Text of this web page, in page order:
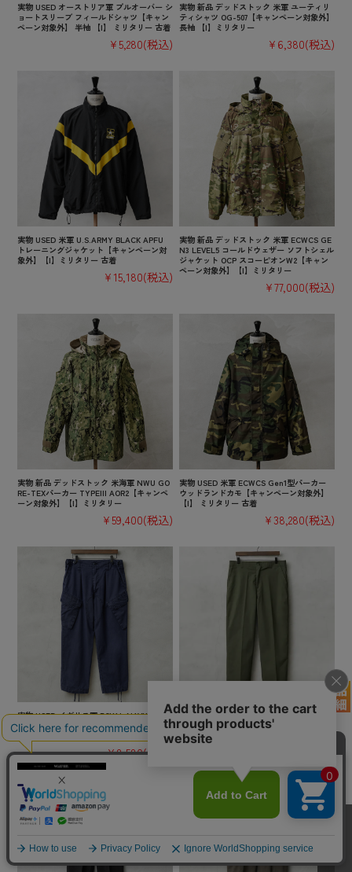
実物 USED オーストリア軍 プルオーバー シ
ョートスリーブ フィールドシャツ【キャン
ペーン対象外】 半袖 【I】 ミリタリー 古着
¥5,280(税込)
実物 新品 デッドストック 米軍 ユーティリ
ティシャツ OG-507【キャンペーン対象外】
長袖 【I】ミリタリー
¥6,380(税込)
実物 USED 米軍 U.S.ARMY BLACK APFU
トレーニングジャケット【キャンペーン対
象外】【I】ミリタリー 古着
¥15,180(税込)
実物 新品 デッドストック 米軍 ECWCS GE
N3 LEVEL5 コールドウェザー ソフトシェル
ジャケット OCP スコーピオンW2【キャン
ペーン対象外】【I】ミリタリー
¥77,000(税込)
実物 新品 デッドストック 米海軍 NWU GO
RE-TEXパーカー TYPEIII AOR2【キャンペ
ーン対象外】【I】ミリタリー
¥59,400(税込)
実物 USED 米軍 ECWCS Gen1型パーカー
ウッドランドカモ【キャンペーン対象外】
【I】 ミリタリー 古着
¥38,280(税込)
実物 USED イギリス軍 ROYAL NAVY COMB
AT カーゴパンツ スラントポケット【キャ
ンペーン対象外】【I】 ミリタリー 古着
¥8,580(税込)
実物 新品 デッドストック 米軍 ユーティリ
ティ トラウザーズ OG-507 スラッシュポケ
ット / ファティーグパンツ【キャンペーン
対象外】【I】ミリタリー
(税込)